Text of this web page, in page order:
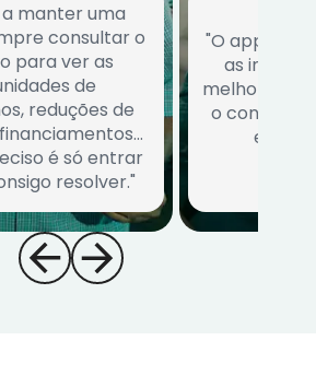
manter uma
consultar o
para ver as
de
reduções de
é só entrar
resolver."
"O app
as
melhor traz
o